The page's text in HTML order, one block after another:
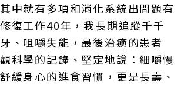
中就有多項和消化系統出問題有
復工作40年，我長期追蹤千千
、咀嚼失能，最後治癒的患者
科學的記錄、堅定地說：細嚼慢
緩身心的進食習慣，更是長壽、